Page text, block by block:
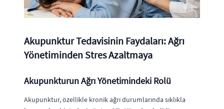
Akupunktur Tedavisinin Faydaları: Ağrı
Yönetiminden Stres Azaltmaya
Akupunkturun Ağrı Yönetimindeki Rolü
Akupunktur, özellikle kronik ağrı durumlarında sıklıkla